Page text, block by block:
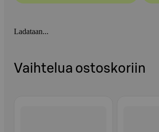
Ladataan...
Vaihtelua ostoskoriin